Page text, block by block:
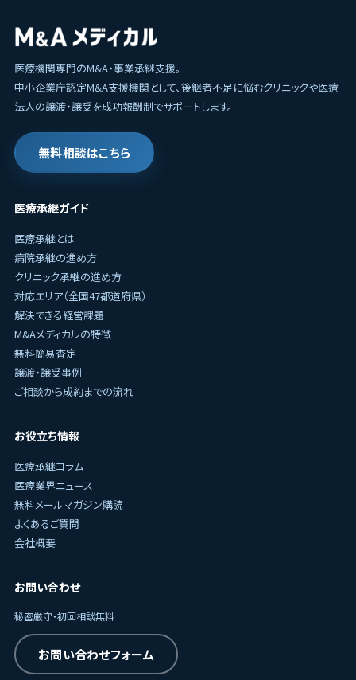
医療機関専門のM&A・事業承継支援。
中小企業庁認定M&A支援機関として、後継者不足に悩むクリニックや医療
法人の譲渡・譲受を成功報酬制でサポートします。
無料相談はこちら
医療承継ガイド
医療承継とは
病院承継の進め方
クリニック承継の進め方
対応エリア（全国47都道府県）
解決できる経営課題
M&Aメディカルの特徴
無料簡易査定
譲渡・譲受事例
ご相談から成約までの流れ
お役立ち情報
医療承継コラム
医療業界ニュース
無料メールマガジン購読
よくあるご質問
会社概要
お問い合わせ
秘密厳守・初回相談無料
お問い合わせフォーム